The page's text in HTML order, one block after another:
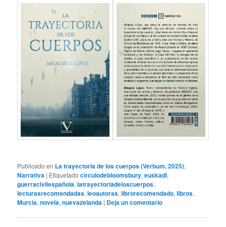
Publicado en La trayectoria de los cuerpos (Verbum, 2025),
Narrativa | Etiquetado círculodebloomsbury,euskadi,
guerracivilespañola,latrayectoriadeloscuerpos,
lecturasrecomendadas,leoautoras,librorecomendado,libros,
Murcia,novela,nuevazelanda | Deja un comentario